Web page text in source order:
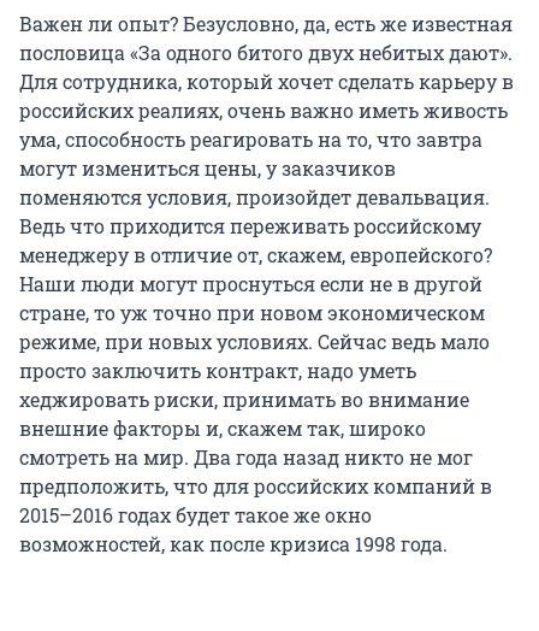
Важен ли опыт? Безусловно, да, есть же известная
пословица «За одного битого двух небитых дают».
Для сотрудника, который хочет сделать карьеру в
российских реалиях, очень важно иметь живость
ума, способность реагировать на то, что завтра
могут измениться цены, у заказчиков
поменяются условия, произойдет девальвация.
Ведь что приходится переживать российскому
менеджеру в отличие от, скажем, европейского?
Наши люди могут проснуться если не в другой
стране, то уж точно при новом экономическом
режиме, при новых условиях. Сейчас ведь мало
просто заключить контракт, надо уметь
хеджировать риски, принимать во внимание
внешние факторы и, скажем так, широко
смотреть на мир. Два года назад никто не мог
предположить, что для российских компаний в
2015–2016 годах будет такое же окно
возможностей, как после кризиса 1998 года.